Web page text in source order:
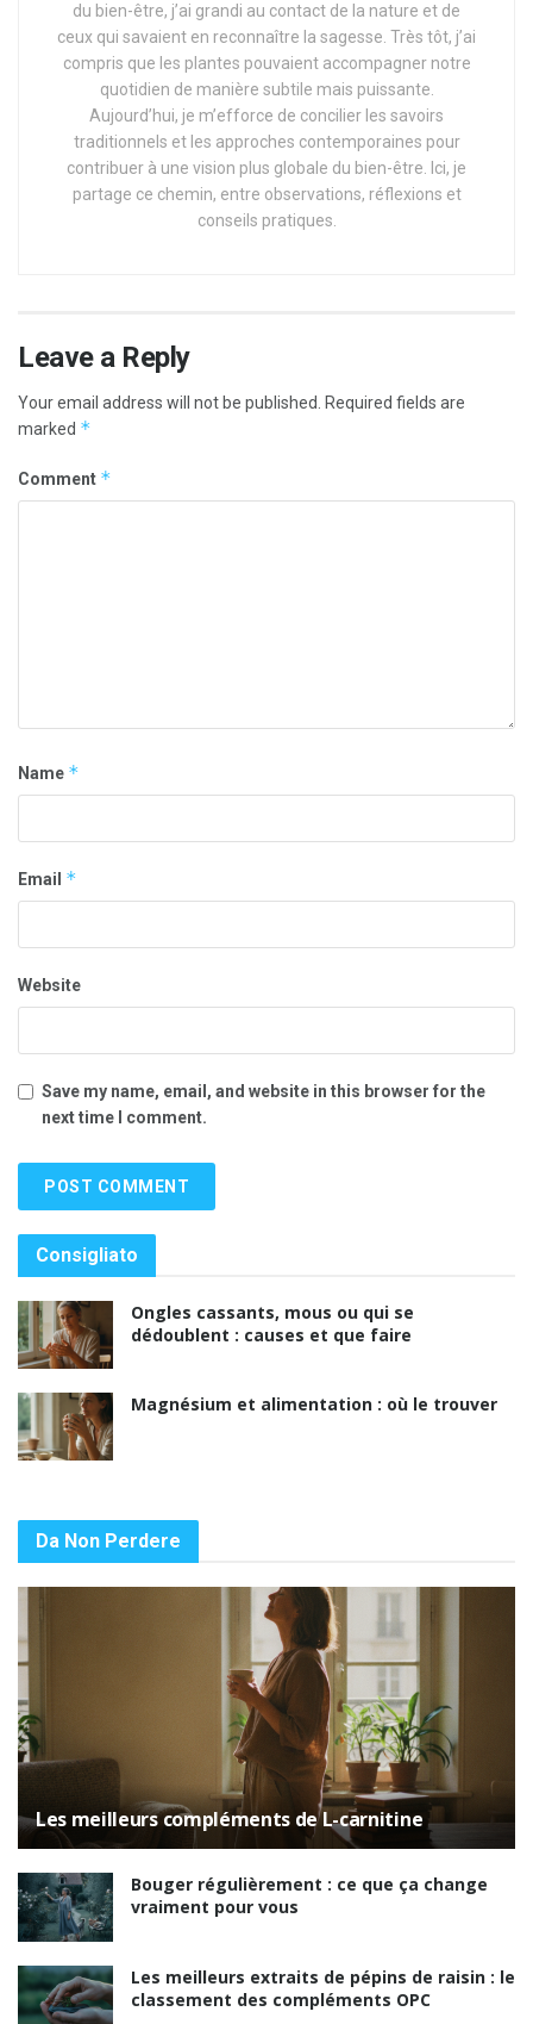
du bien-être, j’ai grandi au contact de la nature et de
ceux qui savaient en reconnaître la sagesse. Très tôt, j’ai
compris que les plantes pouvaient accompagner notre
quotidien de manière subtile mais puissante.
Aujourd’hui, je m’efforce de concilier les savoirs
traditionnels et les approches contemporaines pour
contribuer à une vision plus globale du bien-être. Ici, je
partage ce chemin, entre observations, réflexions et
conseils pratiques.
Leave a Reply
Your email address will not be published.
Required fields are
marked *
Comment *
Name *
Email *
Website
Save my name, email, and website in this browser for the
next time I comment.
Consigliato
Ongles cassants, mous ou qui se
dédoublent : causes et que faire
Magnésium et alimentation : où le trouver
Da Non Perdere
Les meilleurs compléments de L-carnitine
Bouger régulièrement : ce que ça change
vraiment pour vous
Les meilleurs extraits de pépins de raisin : le
classement des compléments OPC